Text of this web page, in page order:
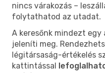
nincs várakozás –
folytathatod az utadat.
A keresőnk mindezt
jeleníti meg.
légitársaság-értékelés
kattintással